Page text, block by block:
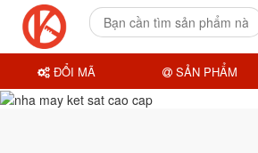
ĐỔI MÃ SẢN PHẨM